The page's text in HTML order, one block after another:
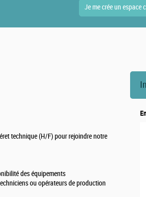
technique (H/F) pour rejoindre notre
des équipements
ou opérateurs de production